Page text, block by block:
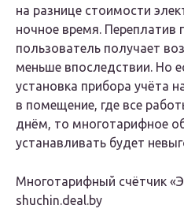
на разнице стоимости
ночное время. Переплатив
пользователь получает
меньше впоследствии. Но
установка прибора учёта
в помещение, где все
днём, то многотарифное
устанавливать будет
Многотарифный счётчик
shuchin.deal.by